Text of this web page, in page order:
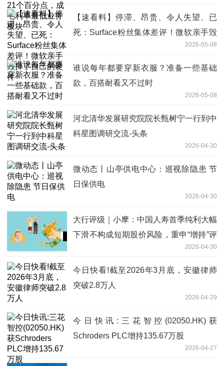
【速看料】停滞、昂贵、令人失望、已
死：Surface粉丝集体差评！微软亲手毁
2026-05-08
谁说每年都要穿新衣服？准备一些基础
款，百搭耐看又不过时
2026-05-08
河北清华发展研究院院长甄树宁一行到中
科星图调研交流-头条
2026-04-30
微动态丨山亭供电中心：巡视除隐患 节
日保供电
2026-04-30
大行评级｜小摩：中国人寿首季纯利大幅
下滑不构成短期股价风险，重申“增持”评
2026-04-30
今日快看!截至2026年3月底，安徽律师
突破2.8万人
2026-04-29
今日快讯:三花智控(02050.HK)获
Schroders PLC增持135.67万股
2026-04-27